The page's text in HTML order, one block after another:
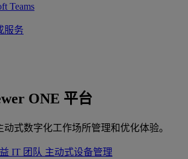
Teams
服务
ONE 平台
动式数字化工作场所管理和优化体验。
IT 团队 主动式设备管理